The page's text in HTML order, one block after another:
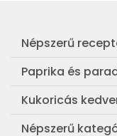
Népszerű
Frankfurti leves
Egyszerű muffin
Aranygaluska
Paprika és
Pan con Tomate
Paradicsom és
Kukoricás
Legfinomabb főtt
Népszerű